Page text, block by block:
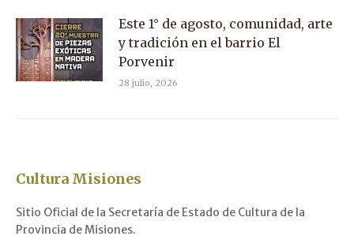
Este 1° de agosto, comunidad, arte
y tradición en el barrio El
Porvenir
28 julio, 2026
Cultura Misiones
Sitio Oficial de la Secretaría de Estado de Cultura de la
Provincia de Misiones.